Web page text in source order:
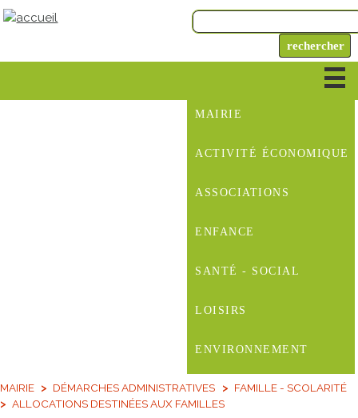
MAIRIE
ACTIVITÉ ÉCONOMIQUE
ASSOCIATIONS
ENFANCE
SANTÉ - SOCIAL
LOISIRS
ENVIRONNEMENT
MAIRIE DÉMARCHES ADMINISTRATIVES
FAMILLE - SCOLARITÉ
ALLOCATIONS DESTINÉES AUX FAMILLES